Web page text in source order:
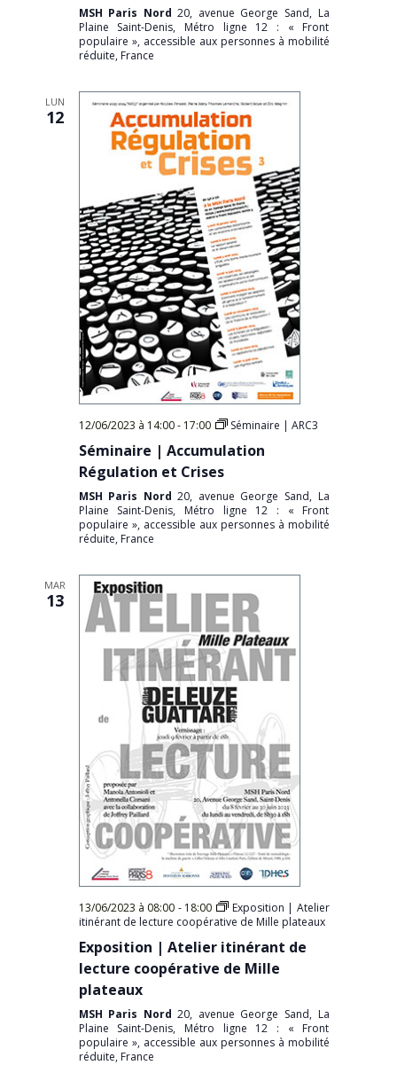
MSH Paris Nord20, avenue George Sand, La
Plaine Saint-Denis, Métro ligne 12 : « Front
populaire », accessible aux personnes à mobilité
réduite, France
LUN
12
12/06/2023 à 14:00- 17:00 Séminaire | ARC3
Séminaire | Accumulation
Régulation et Crises
MSH Paris Nord20, avenue George Sand, La
Plaine Saint-Denis, Métro ligne 12 : « Front
populaire », accessible aux personnes à mobilité
réduite, France
MAR
13
13/06/2023 à 08:00 - 18:00
Exposition | Atelier
itinérant de lecture coopérative de Mille plateaux
Exposition | Atelier itinérant de
lecture coopérative de Mille
plateaux
MSH Paris Nord20, avenue George Sand, La
Plaine Saint-Denis, Métro ligne 12 : « Front
populaire », accessible aux personnes à mobilité
réduite, France